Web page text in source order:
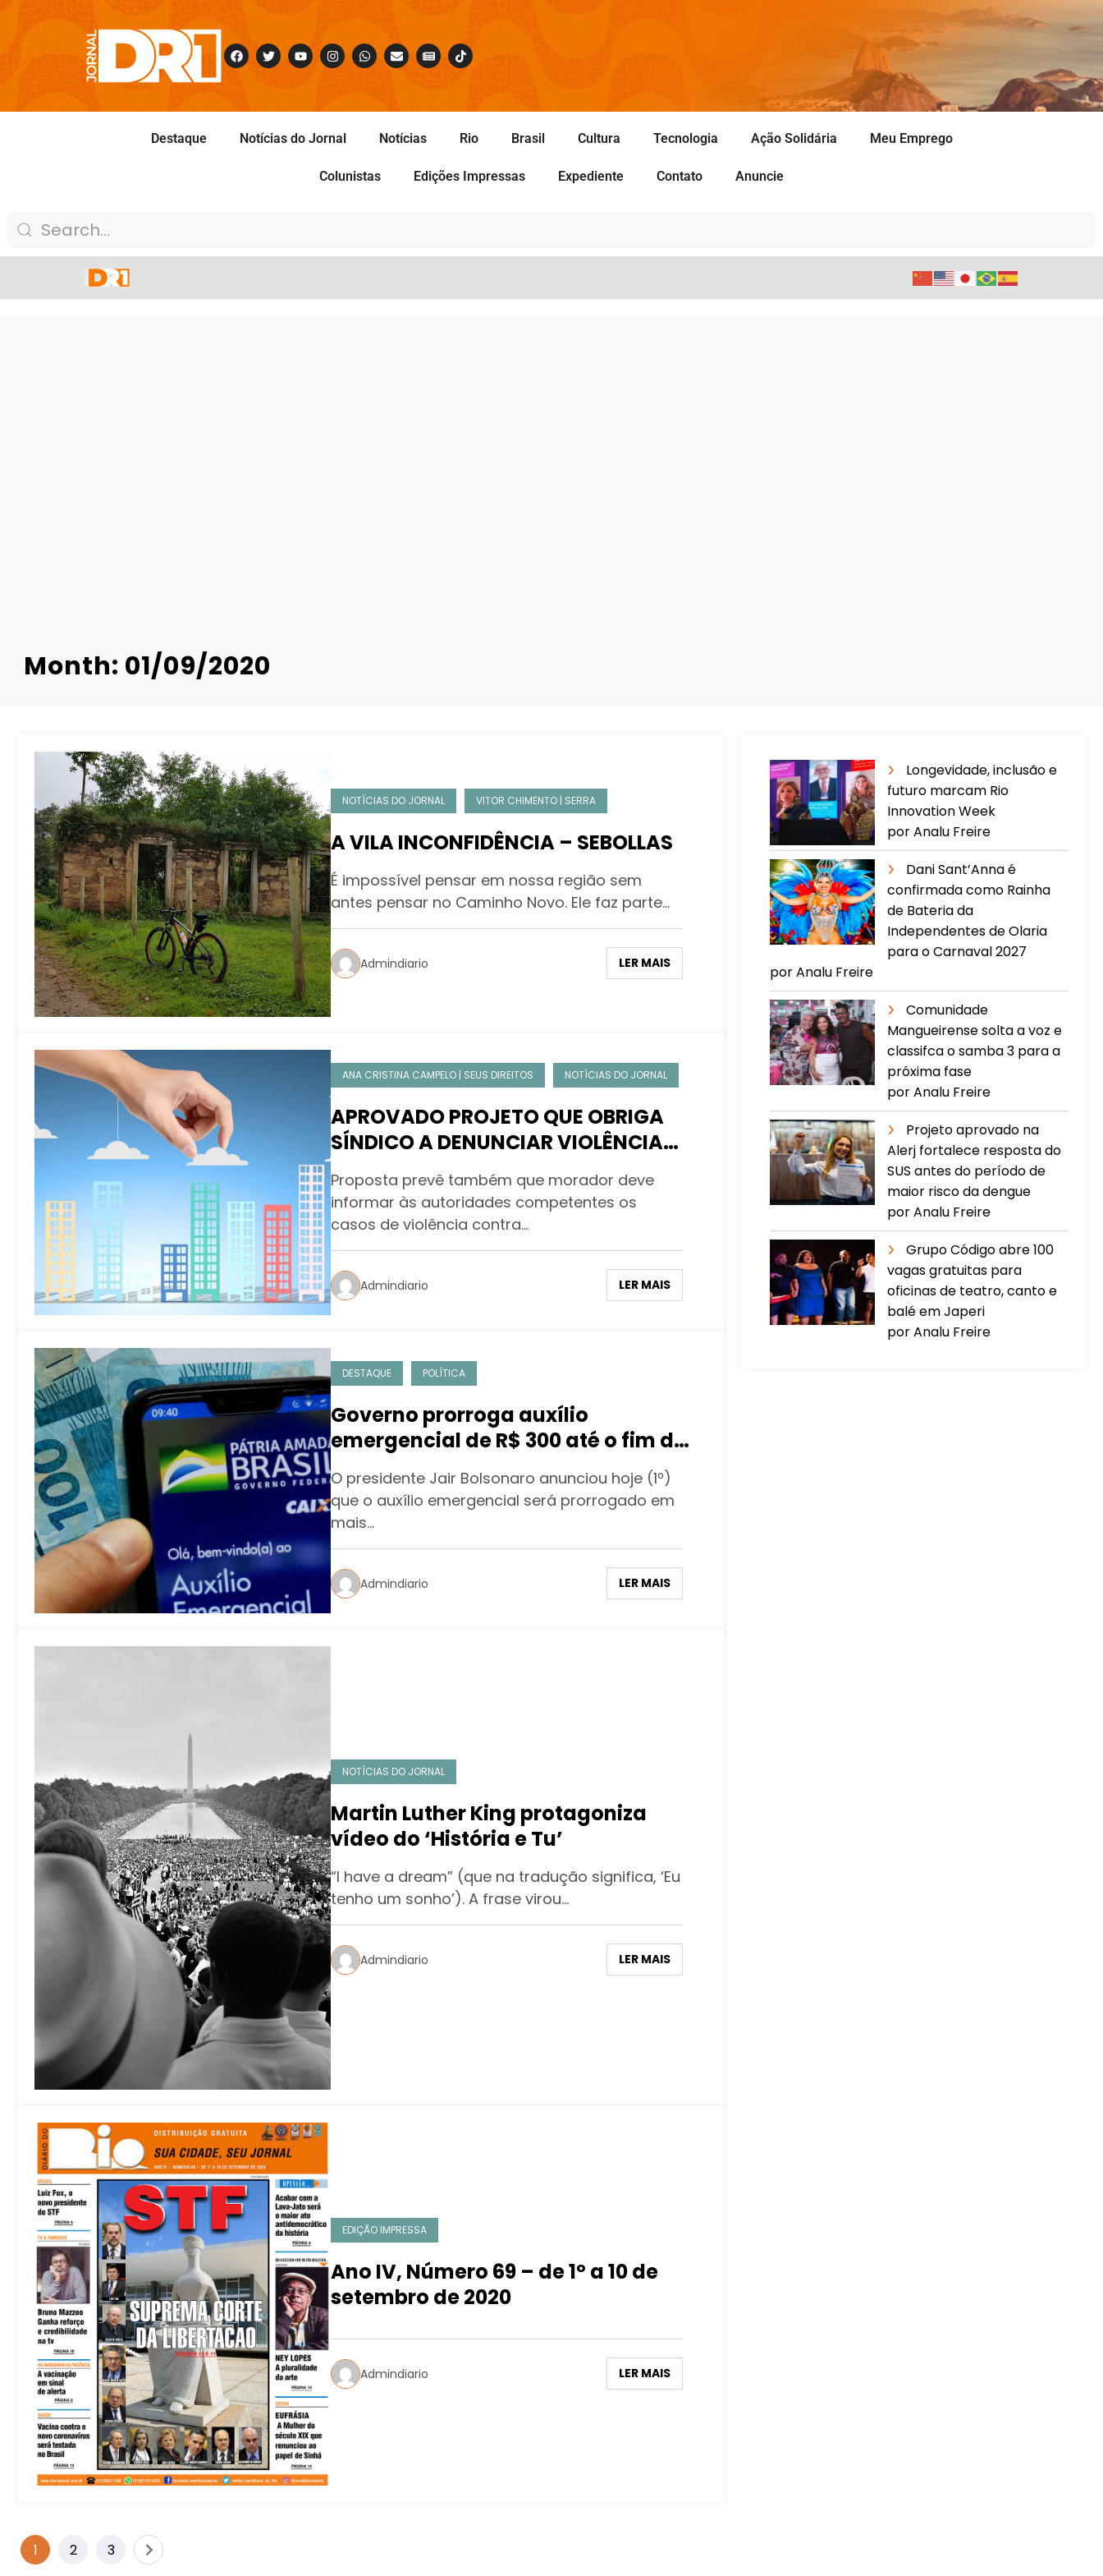
Destaque Notícias do Jornal Notícias Rio Brasil Cultura Tecnologia Ação Solidária Meu Emprego
Colunistas Edições Impressas Expediente Contato Anuncie
Month: 01/09/2020
NOTÍCIAS DO JORNAL VITOR CHIMENTO | SERRA
A VILA INCONFIDÊNCIA – SEBOLLAS
É impossível pensar em nossa região sem
antes pensar no Caminho Novo. Ele faz parte…
Admindiario LER MAIS
ANA CRISTINA CAMPELO | SEUS DIREITOS NOTÍCIAS DO JORNAL
APROVADO PROJETO QUE OBRIGA
SÍNDICO A DENUNCIAR VIOLÊNCIA
DOMÉSTICA
Proposta prevê também que morador deve
informar às autoridades competentes os
casos de violência contra…
Admindiario LER MAIS
DESTAQUE POLÍTICA
Governo prorroga auxílio
emergencial de R$ 300 até o fim do
ano
O presidente Jair Bolsonaro anunciou hoje (1º)
que o auxílio emergencial será prorrogado em
mais…
Admindiario LER MAIS
NOTÍCIAS DO JORNAL
Martin Luther King protagoniza
vídeo do ‘História e Tu’
“I have a dream” (que na tradução significa, ‘Eu
tenho um sonho’). A frase virou…
Admindiario LER MAIS
EDIÇÃO IMPRESSA
Ano IV, Número 69 – de 1º a 10 de
setembro de 2020
Admindiario LER MAIS
1 2 3
Longevidade, inclusão e
futuro marcam Rio
Innovation Week
por Analu Freire
Dani Sant’Anna é
confirmada como Rainha
de Bateria da
Independentes de Olaria
para o Carnaval 2027
por Analu Freire
Comunidade
Mangueirense solta a voz e
classifca o samba 3 para a
próxima fase
por Analu Freire
Projeto aprovado na
Alerj fortalece resposta do
SUS antes do período de
maior risco da dengue
por Analu Freire
Grupo Código abre 100
vagas gratuitas para
oficinas de teatro, canto e
balé em Japeri
por Analu Freire